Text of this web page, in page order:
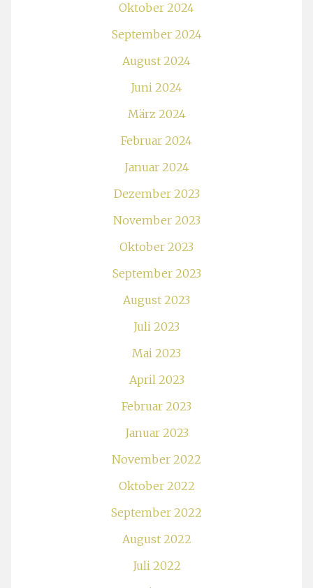
Oktober 2024
September 2024
August 2024
Juni 2024
März 2024
Februar 2024
Januar 2024
Dezember 2023
November 2023
Oktober 2023
September 2023
August 2023
Juli 2023
Mai 2023
April 2023
Februar 2023
Januar 2023
November 2022
Oktober 2022
September 2022
August 2022
Juli 2022